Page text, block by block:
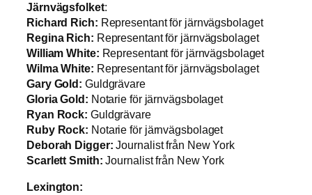
Järnvägsfolket:
Richard Rich: Representant för järnvägsbolaget
Regina Rich: Representant för järnvägsbolaget
William White: Representant för järnvägsbolaget
Wilma White: Representant för järnvägsbolaget
Gary Gold: Guldgrävare
Gloria Gold: Notarie för järnvägsbolaget
Ryan Rock: Guldgrävare
Ruby Rock: Notarie för järnvägsbolaget
Deborah Digger:Journalist från New York
Scarlett Smith:Journalist från New York
Lexington: